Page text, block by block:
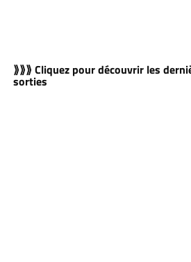
⟫⟫⟫ Cliquez pour découvrir les
sorties